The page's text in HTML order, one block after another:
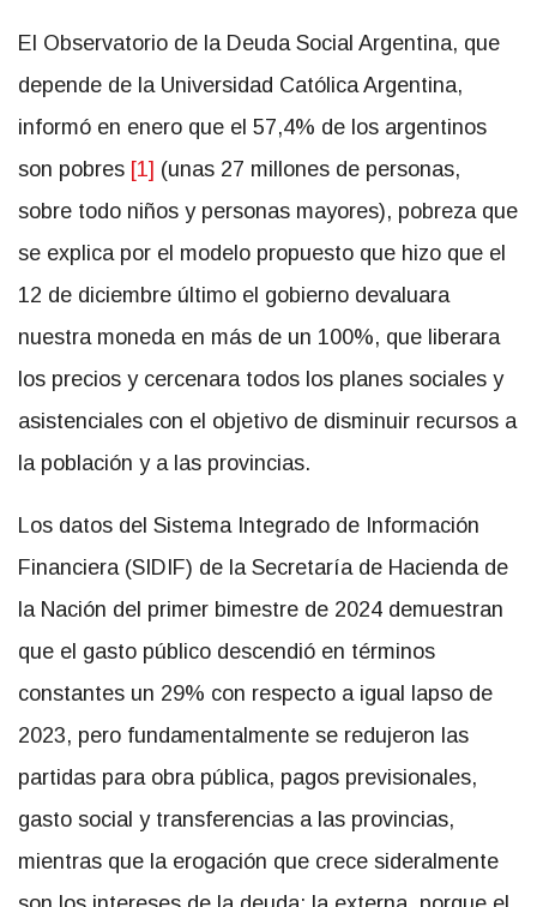
El Observatorio de la Deuda Social Argentina, que
depende de la Universidad Católica Argentina,
informó en enero que el 57,4% de los argentinos
son pobres [1] (unas 27 millones de personas,
sobre todo niños y personas mayores), pobreza que
se explica por el modelo propuesto que hizo que el
12 de diciembre último el gobierno devaluara
nuestra moneda en más de un 100%, que liberara
los precios y cercenara todos los planes sociales y
asistenciales con el objetivo de disminuir recursos a
la población y a las provincias.
Los datos del Sistema Integrado de Información
Financiera (SIDIF) de la Secretaría de Hacienda de
la Nación del primer bimestre de 2024 demuestran
que el gasto público descendió en términos
constantes un 29% con respecto a igual lapso de
2023, pero fundamentalmente se redujeron las
partidas para obra pública, pagos previsionales,
gasto social y transferencias a las provincias,
mientras que la erogación que crece sideralmente